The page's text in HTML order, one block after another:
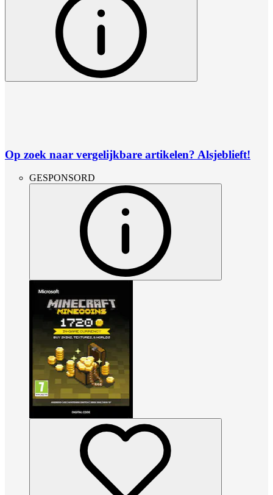
Op zoek naar vergelijkbare artikelen? Alsjeblieft!
GESPONSORD